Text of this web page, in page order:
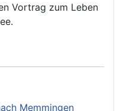
Vortrag zum Leben
Memmingen